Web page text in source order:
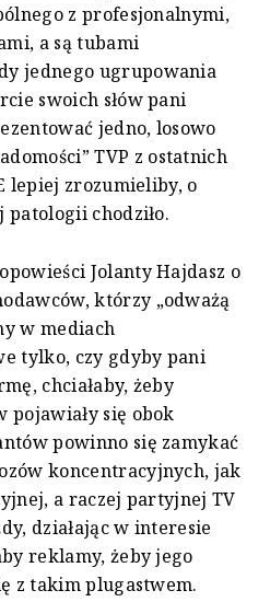
z profesjonalnymi,
a są tubami
jednego ugrupowania
swoich słów pani
jedno, losowo
TVP z ostatnich
lepiej zrozumieliby, o
chodziło.
Jolanty Hajdasz o
którzy „odważą
w mediach
tylko, czy gdyby pani
chciałaby, żeby
się obok
powinno się zamykać
koncentracyjnych, jak
a raczej partyjnej TV
działając w interesie
reklamy, żeby jego
z takim plugastwem.